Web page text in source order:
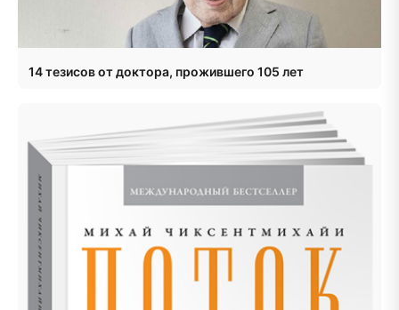
14 тезисов от доктора, прожившего 105 лет